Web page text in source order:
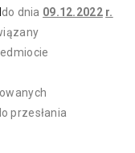
do dnia 09.12.2022 r.
przesłania